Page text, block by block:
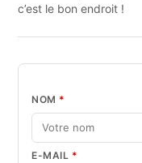
c’est le bon endroit !
NOM *
E-MAIL *